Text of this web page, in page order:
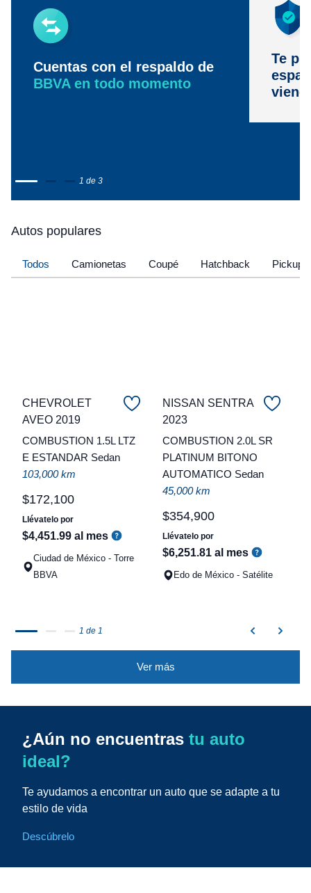
Cuentas con el respaldo de
BBVA en todo momento
Te
1 de 3
Autos populares
Todos Camionetas Coupé Hatchback Pickup
CHEVROLET
AVEO 2019
COMBUSTION 1.5L LTZ
E ESTANDAR Sedan
103,000 km
$172,100
Llévatelo por
$4,451.99 al mes
Ciudad de México - Torre
BBVA
NISSAN SENTRA
2023
COMBUSTION 2.0L SR
PLATINUM BITONO
AUTOMATICO Sedan
45,000 km
$354,900
Llévatelo por
$6,251.81 al mes
Edo de México - Satélite
1 de 1
Ver más
¿Aún no encuentras tu auto
ideal?
Te ayudamos a encontrar un auto que se adapte a tu
estilo de vida
Descúbrelo